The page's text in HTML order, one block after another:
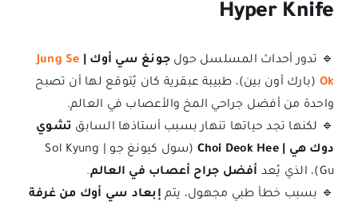
Hyper Knife
🔹 تدور أحداث المسلسل حول جونغ سي أوك | Jung Se
Ok (بارك أون بين)، طبيبة عبقرية كان يُتوقع لها أن تصبح
واحدة من أفضل جراحي المخ والأعصاب في العالم.
🔹 لكنها تجد حياتها تنهار بسبب أستاذها السابق تشوي
دوك هي | Choi Deok Hee
(سول كيونغ جو | Sol Kyung
Gu)، الذي يُعد
أفضل جراح أعصاب في العالم.
🔹 بسبب خطأ طبي مجهول، يتم إبعاد سي أوك من غرفة